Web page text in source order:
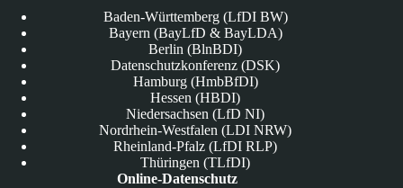
Baden-Württemberg (LfDI BW)
Bayern (BayLfD & BayLDA)
Berlin (BlnBDI)
Datenschutzkonferenz (DSK)
Hamburg (HmbBfDI)
Hessen (HBDI)
Niedersachsen (LfD NI)
Nordrhein-Westfalen (LDI NRW)
Rheinland-Pfalz (LfDI RLP)
Thüringen (TLfDI)
Online-Datenschutz